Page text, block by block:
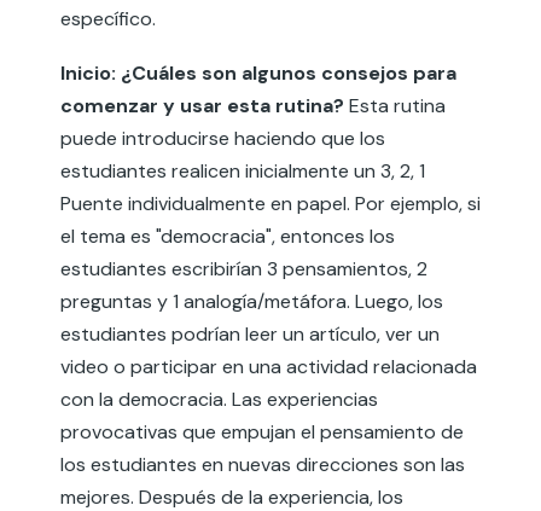
específico.
Inicio: ¿Cuáles son algunos consejos para
comenzar y usar esta rutina? Esta rutina
puede introducirse haciendo que los
estudiantes realicen inicialmente un 3, 2, 1
Puente individualmente en papel. Por ejemplo, si
el tema es "democracia", entonces los
estudiantes escribirían 3 pensamientos, 2
preguntas y 1 analogía/metáfora. Luego, los
estudiantes podrían leer un artículo, ver un
video o participar en una actividad relacionada
con la democracia. Las experiencias
provocativas que empujan el pensamiento de
los estudiantes en nuevas direcciones son las
mejores. Después de la experiencia, los